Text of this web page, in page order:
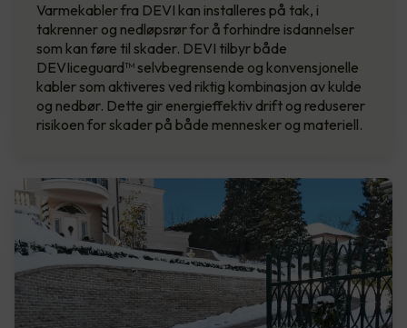
Varmekabler fra DEVI kan installeres på tak, i
takrenner og nedløpsrør for å forhindre isdannelser
som kan føre til skader. DEVI tilbyr både
DEVIiceguard™ selvbegrensende og konvensjonelle
kabler som aktiveres ved riktig kombinasjon av kulde
og nedbør. Dette gir energieffektiv drift og reduserer
risikoen for skader på både mennesker og materiell.